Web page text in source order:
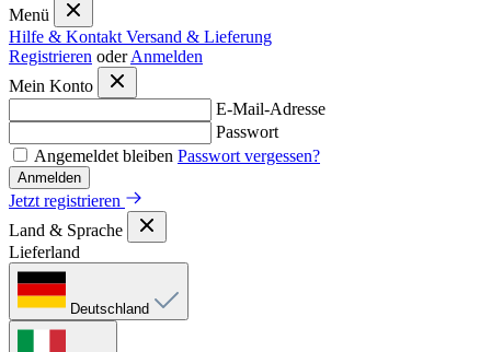
Menü
Hilfe & Kontakt Versand & Lieferung
Registrieren oder Anmelden
Mein Konto
E-Mail-Adresse
Passwort
Angemeldet bleiben Passwort vergessen?
Anmelden
Jetzt registrieren
Land & Sprache
Lieferland
Deutschland